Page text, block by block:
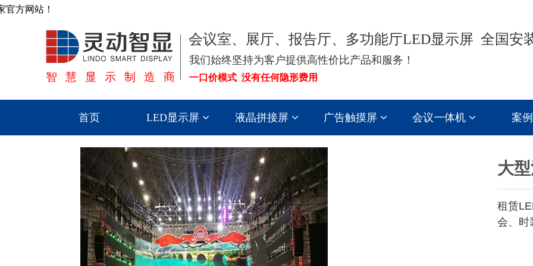
官方网站！
智慧显示制造商
会议室、展厅、报告厅、多功能厅LED显示屏 全国安
我们始终坚持为客户提供高性价比产品和服务！
一口价模式 没有任何隐形费用
首页 LED显示屏 液晶拼接屏 广告触摸屏 会议一体机 案
大
租赁
会、时